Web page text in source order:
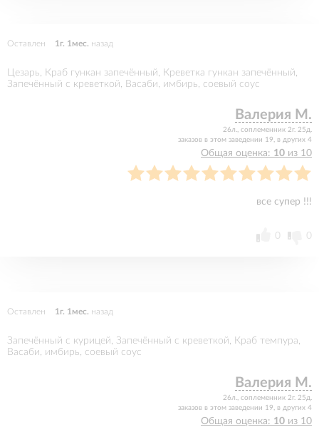
Оставлен 1г. 1мес. назад
Цезарь, Краб гункан запечённый, Креветка гункан запечённый,
Запечённый с креветкой, Васаби, имбирь, соевый соус
Валерия М.
26л., соплеменник 2г. 25д.
заказов в этом заведении 19, в других 4
Общая оценка: 10 из 10
все супер !!!
0 0
Оставлен 1г. 1мес. назад
Запечённый с курицей, Запечённый с креветкой, Краб темпура,
Васаби, имбирь, соевый соус
Валерия М.
26л., соплеменник 2г. 25д.
заказов в этом заведении 19, в других 4
Общая оценка: 10 из 10